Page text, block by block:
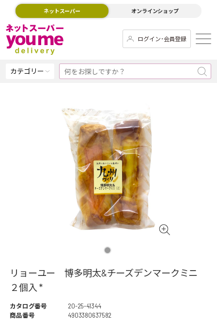
ネットスーパー オンラインショップ
ログイン･会員登録
カテゴリー
リョーユー 博多明太&チーズデンマークミニ
２個入 *
カタログ番号
20-25-41344
商品番号
4903380637582